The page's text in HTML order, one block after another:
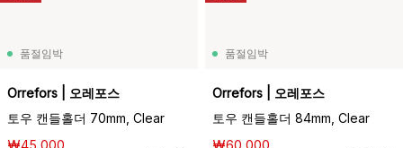
품절임박
Orrefors | 오레포스
토우 캔들홀더 70mm, Clear
₩45,000
품절임박
Orrefors | 오레포스
토우 캔들홀더 84mm, Clear
₩60,000